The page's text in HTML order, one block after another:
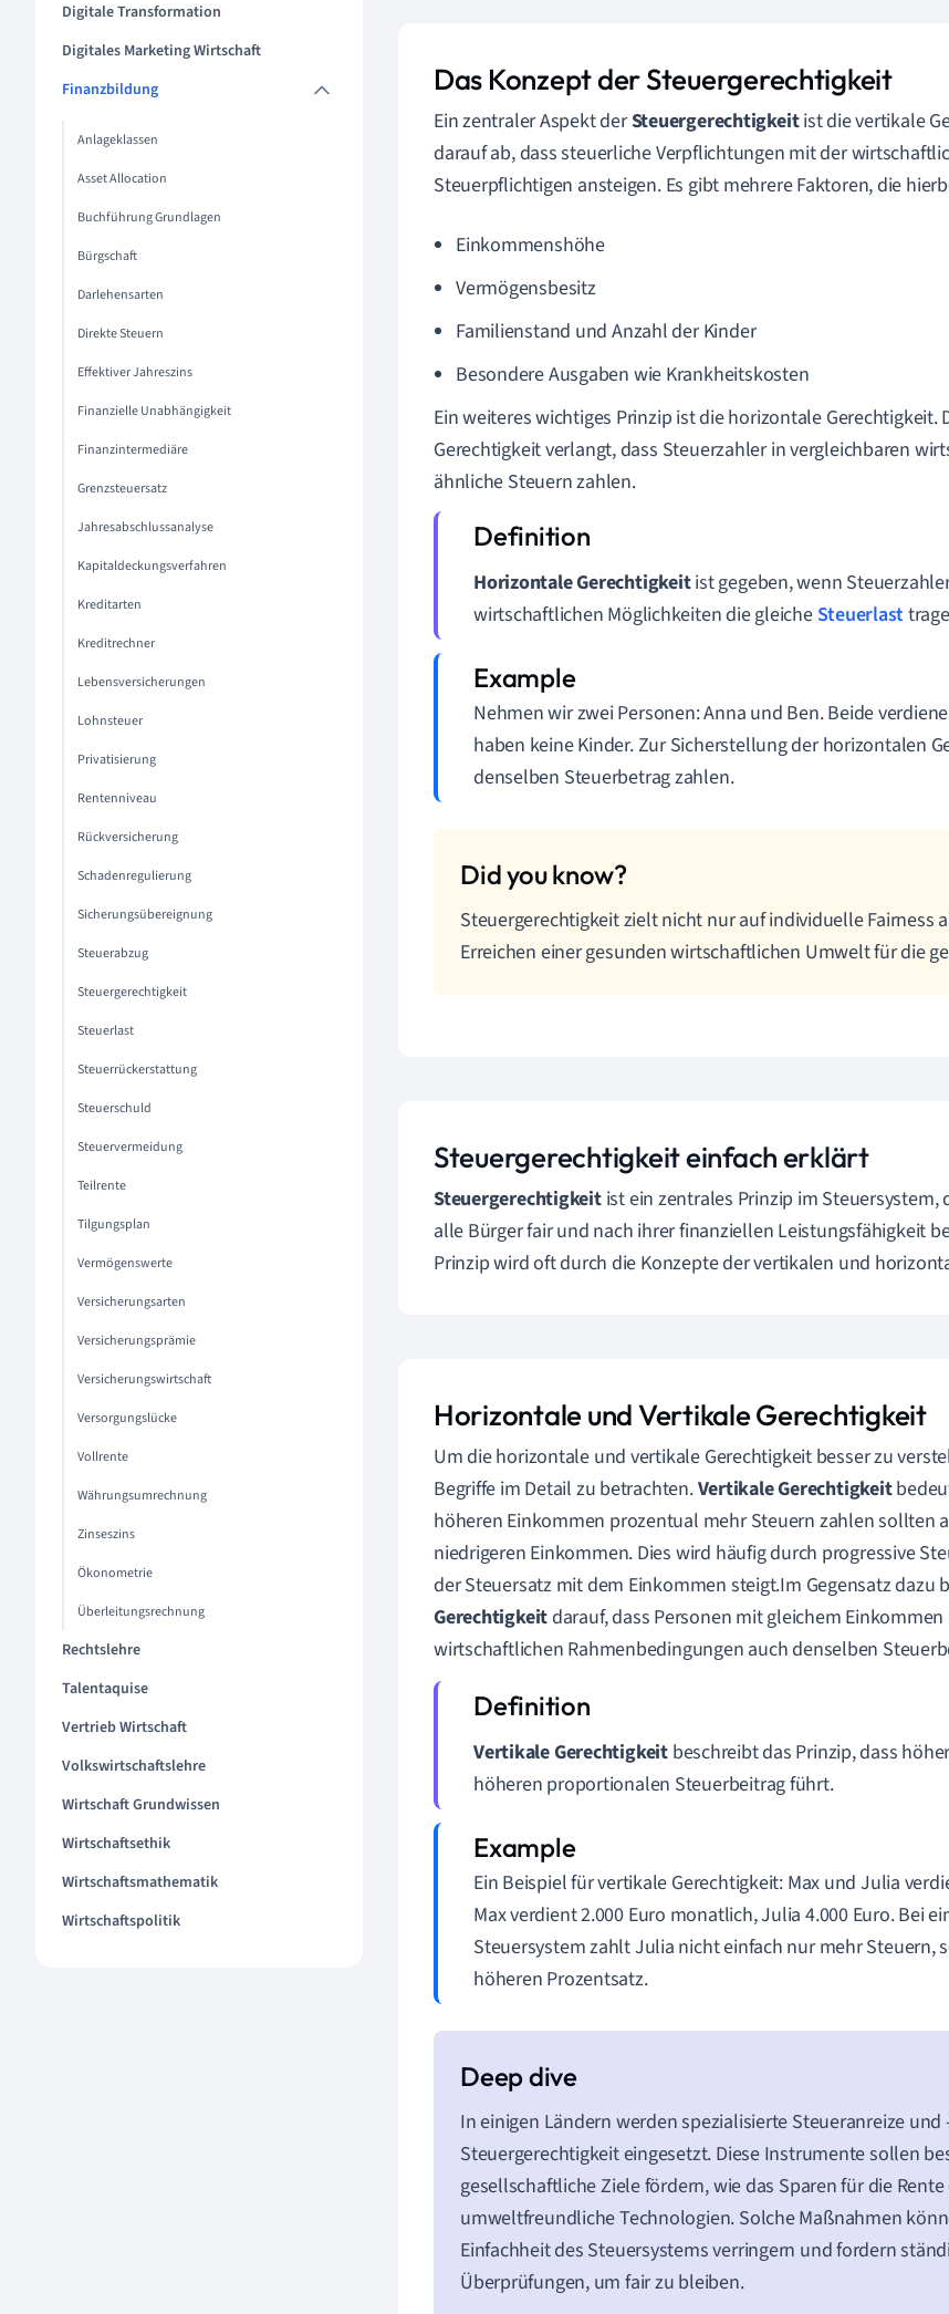
Digitale Transformation
Digitales Marketing Wirtschaft
Finanzbildung
Anlageklassen
Asset Allocation
Buchführung Grundlagen
Bürgschaft
Darlehensarten
Direkte Steuern
Effektiver Jahreszins
Finanzielle Unabhängigkeit
Finanzintermediäre
Grenzsteuersatz
Jahresabschlussanalyse
Kapitaldeckungsverfahren
Kreditarten
Kreditrechner
Lebensversicherungen
Lohnsteuer
Privatisierung
Rentenniveau
Rückversicherung
Schadenregulierung
Sicherungsübereignung
Steuerabzug
Steuergerechtigkeit
Steuerlast
Steuerrückerstattung
Steuerschuld
Steuervermeidung
Teilrente
Tilgungsplan
Vermögenswerte
Versicherungsarten
Versicherungsprämie
Versicherungswirtschaft
Versorgungslücke
Vollrente
Währungsumrechnung
Zinseszins
Ökonometrie
Überleitungsrechnung
Rechtslehre
Talentaquise
Vertrieb Wirtschaft
Volkswirtschaftslehre
Wirtschaft Grundwissen
Wirtschaftsethik
Wirtschaftsmathematik
Wirtschaftspolitik
Das Konzept der Steuergerechtigkeit
Ein zentraler Aspekt derSteuergerechtigkeitist die vertikale
darauf ab, dass steuerliche Verpflichtungen mit der
Steuerpflichtigen ansteigen. Es gibt mehrere Faktoren, die
Einkommenshöhe
Vermögensbesitz
Familienstand und Anzahl der Kinder
Besondere Ausgaben wie Krankheitskosten
Ein weiteres wichtiges Prinzip ist die horizontale Gerechtigkeit.
Gerechtigkeit verlangt, dass Steuerzahler in vergleichbaren
ähnliche Steuern zahlen.
Horizontale Gerechtigkeitist gegeben, wenn
wirtschaftlichen Möglichkeiten die gleiche Steuerlast
Nehmen wir zwei Personen: Anna und Ben. Beide
haben keine Kinder. Zur Sicherstellung der horizontalen
denselben Steuerbetrag zahlen.
Steuergerechtigkeit zielt nicht nur auf individuelle Fairness
Erreichen einer gesunden wirtschaftlichen Umwelt für die
Steuergerechtigkeit einfach erklärt
Steuergerechtigkeitist ein zentrales Prinzip im Steuersystem,
alle Bürger fair und nach ihrer finanziellen Leistungsfähigkeit
Prinzip wird oft durch die Konzepte der vertikalen und
Horizontale und Vertikale Gerechtigkeit
Um die horizontale und vertikale Gerechtigkeit besser zu
Begriffe im Detail zu betrachten.Vertikale Gerechtigkeit
höheren Einkommen prozentual mehr Steuern zahlen sollten
niedrigeren Einkommen. Dies wird häufig durch progressive
der Steuersatz mit dem Einkommen steigt.Im Gegensatz dazu
Gerechtigkeitdarauf, dass Personen mit gleichem
wirtschaftlichen Rahmenbedingungen auch denselben
Vertikale Gerechtigkeitbeschreibt das Prinzip, dass
höheren proportionalen Steuerbeitrag führt.
Ein Beispiel für vertikale Gerechtigkeit: Max und Julia
Max verdient 2.000 Euro monatlich, Julia 4.000 Euro. Bei
Steuersystem zahlt Julia nicht einfach nur mehr Steuern,
höheren Prozentsatz.
In einigen Ländern werden spezialisierte Steueranreize
Steuergerechtigkeit eingesetzt. Diese Instrumente sollen
gesellschaftliche Ziele fördern, wie das Sparen für die
umweltfreundliche Technologien. Solche Maßnahmen
Einfachheit des Steuersystems verringern und fordern
Überprüfungen, um fair zu bleiben.